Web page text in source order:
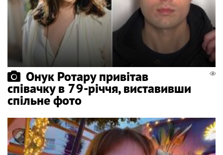
Онук Ротару привітав
співачку в 79-річчя, виставивши
спільне фото